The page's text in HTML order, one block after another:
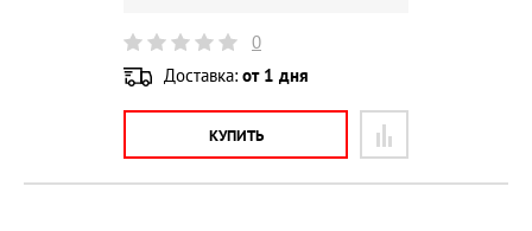
0
Доставка: от 1 дня
КУПИТЬ